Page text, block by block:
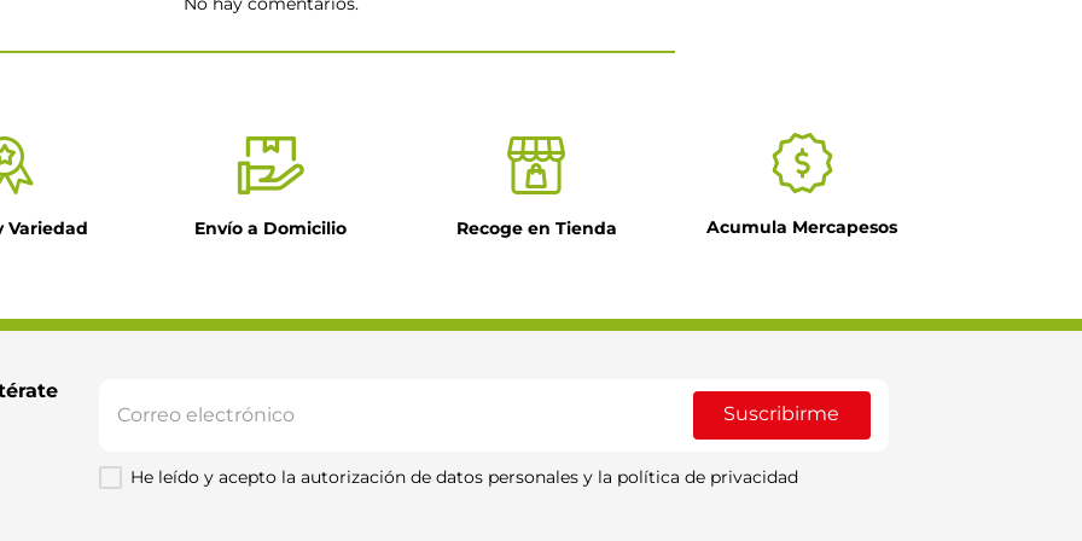
Enviar comentario
Variedad Envío a Domicilio Recoge en Tienda Acumula Mercapesos
Suscribirme
He leído y acepto la autorización de datos personales y la política de privacidad